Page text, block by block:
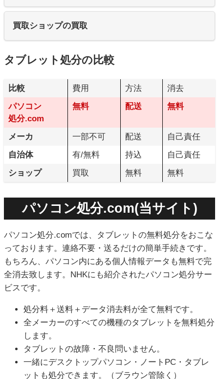
買取ショップの買取
タブレット処分の比較
比較 費用 方法
消去
パソコン
処分.com
無料 配送 無料
メーカ 一部不可 配送
自己責任
自治体
有/無料 持込
自己責任
ショップ
買取 無料 無料
パソコン処分.com(当サイト)
パソコン処分.comでは、タブレットの無料処分をおこな
っております。連絡不要・送るだけの簡単手続きです。
もちろん、パソコン内にある個人情報データも無料で完
全消去致します。NHKにも紹介されたパソコン処分サー
ビスです。
処分料＋送料＋データ消去料が全て無料です。
全メーカーのすべての機種のタブレットを無料処分
します。
タブレットの故障・不良問いません。
一緒にデスクトップパソコン・ノートPC・タブレ
ットも処分できます。（ブラウン管除く）